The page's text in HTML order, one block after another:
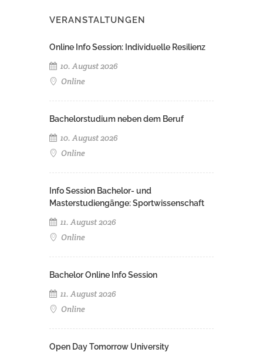
VERANSTALTUNGEN
Online Info Session: Individuelle Resilienz
10. August 2026
Online
Bachelorstudium neben dem Beruf
10. August 2026
Online
Info Session Bachelor- und
Masterstudiengänge: Sportwissenschaft
11. August 2026
Online
Bachelor Online Info Session
11. August 2026
Online
Open Day Tomorrow University